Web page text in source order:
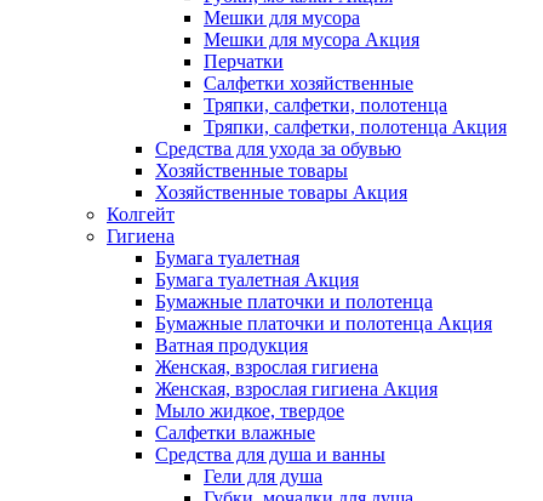
Мешки для мусора
Мешки для мусора Акция
Перчатки
Салфетки хозяйственные
Тряпки, салфетки, полотенца
Тряпки, салфетки, полотенца Акция
Средства для ухода за обувью
Хозяйственные товары
Хозяйственные товары Акция
Колгейт
Гигиена
Бумага туалетная
Бумага туалетная Акция
Бумажные платочки и полотенца
Бумажные платочки и полотенца Акция
Ватная продукция
Женская, взрослая гигиена
Женская, взрослая гигиена Акция
Мыло жидкое, твердое
Салфетки влажные
Средства для душа и ванны
Гели для душа